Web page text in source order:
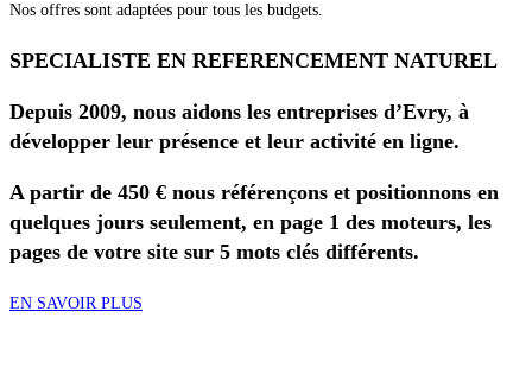
Nos offres sont adaptées pour tous les budgets.
SPECIALISTE EN REFERENCEMENT NATUREL
Depuis 2009, nous aidons les entreprises d’Evry, à
développer leur présence et leur activité en ligne.
A partir de 450 € nous référençons et positionnons en
quelques jours seulement, en page 1 des moteurs, les
pages de votre site sur 5 mots clés différents.
EN SAVOIR PLUS